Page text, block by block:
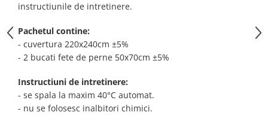
instructiunile de intretinere.
Pachetul contine:
- cuvertura 220x240cm ±5%
- 2 bucati fete de perne 50x70cm ±5%
Instructiuni de intretinere:
- se spala la maxim 40°C automat.
- nu se folosesc inalbitori chimici.